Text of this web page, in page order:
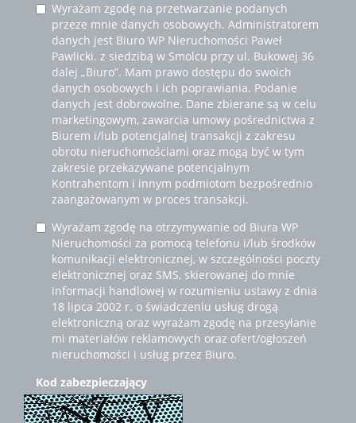
Wyrażam zgodę na przetwarzanie podanych
przeze mnie danych osobowych. Administratorem
danych jest Biuro WP Nieruchomości Paweł
Pawlicki. z siedzibą w Smolcu przy ul. Bukowej 36
dalej „Biuro”. Mam prawo dostępu do swoich
danych osobowych i ich poprawiania. Podanie
danych jest dobrowolne. Dane zbierane są w celu
marketingowym, zawarcia umowy pośrednictwa z
Biurem i/lub potencjalnej transakcji z zakresu
obrotu nieruchomościami oraz mogą być w tym
zakresie przekazywane potencjalnym
Kontrahentom i innym podmiotom bezpośrednio
zaangażowanym w proces transakcji.
Wyrażam zgodę na otrzymywanie od Biura WP
Nieruchomości za pomocą telefonu i/lub środków
komunikacji elektronicznej, w szczególności poczty
elektronicznej oraz SMS, skierowanej do mnie
informacji handlowej w rozumieniu ustawy z dnia
18 lipca 2002 r. o świadczeniu usług drogą
elektroniczną oraz wyrażam zgodę na przesyłanie
mi materiałów reklamowych oraz ofert/ogłoszeń
nieruchomości i usług przez Biuro.
Kod zabezpieczający